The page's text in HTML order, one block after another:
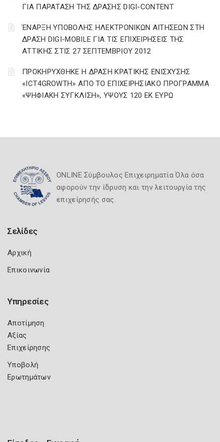
ΓΙΑ ΠΑΡΑΤΑΣΗ ΤΗΣ ΔΡΑΣΗΣ DIGI-CONTENT
ΈΝΑΡΞΗ ΥΠΟΒΟΛΗΣ ΗΛΕΚΤΡΟΝΙΚΩΝ ΑΙΤΗΣΕΩΝ ΣΤΗ
ΔΡΑΣΗ DIGI-MOBILE ΓΙΑ ΤΙΣ ΕΠΙΧΕΙΡΗΣΕΙΣ ΤΗΣ
ΑΤΤΙΚΗΣ ΣΤΙΣ 27 ΣΕΠΤΕΜΒΡΙΟΥ 2012
ΠΡΟΚΗΡΥΧΘΗΚΕ Η ΔΡΑΣΗ ΚΡΑΤΙΚΗΣ ΕΝΙΣΧΥΣΗΣ
«ICT4GROWTH» ΑΠΟ ΤΟ ΕΠΙΧΕΙΡΗΣΙΑΚΟ ΠΡΟΓΡΑΜΜΑ
«ΨΗΦΙΑΚΗ ΣΥΓΚΛΙΣΗ», ΥΨΟΥΣ 120 ΕΚ ΕΥΡΩ
ONLINE Σύμβουλος Επιχειρηματία Όλα όσα
αφορούν την ίδρυση και την λειτουργία της
επιχείρησής σας.
Σελίδες
Αρχική
Επικοινωνία
Υπηρεσίες
Αποτίμηση
Αξίας
Επιχείρησης
Υποβολή
Ερωτημάτων